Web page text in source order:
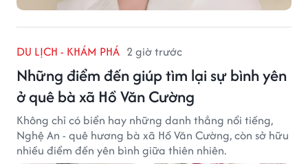
DU LỊCH - KHÁM PHÁ 2 giờ trước
Những điểm đến giúp tìm lại sự bình yên
ở quê bà xã Hồ Văn Cường
Không chỉ có biển hay những danh thắng nổi tiếng,
Nghệ An - quê hương bà xã Hồ Văn Cường, còn sở hữu
nhiều điểm đến yên bình giữa thiên nhiên.